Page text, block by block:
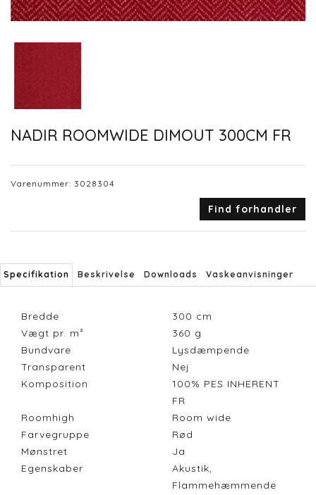
NADIR ROOMWIDE DIMOUT 300CM FR
Varenummer: 3028304
Find forhandler
Specifikation Beskrivelse Downloads Vaskeanvisninger
Bredde 300 cm
Vægt pr. m²
360 g
Bundvare
Lysdæmpende
Transparent
Nej
Komposition
100% PES INHERENT
FR
Roomhigh
Room wide
Farvegruppe
Rød
Mønstret
Ja
Egenskaber
Akustik,
Flammehæmmende